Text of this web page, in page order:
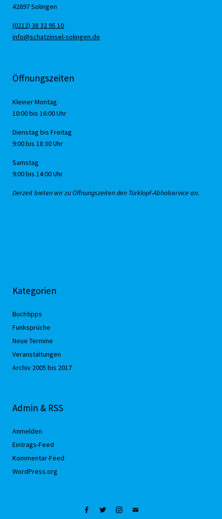
42697 Solingen
(0212) 38 32 95 10
info@schatzinsel-solingen.de
Öffnungszeiten
Kleiner Montag
10:00 bis 16:00 Uhr
Dienstag bis Freitag
9:00 bis 18:30 Uhr
Samstag
9:00 bis 14:00 Uhr
Derzeit bieten wir zu Öffnungszeiten den Türklopf-Abholservice an.
Kategorien
Buchtipps
Funksprüche
Neue Termine
Veranstaltungen
Archiv 2005 bis 2017
Admin & RSS
Anmelden
Eintrags-Feed
Kommentar-Feed
WordPress.org